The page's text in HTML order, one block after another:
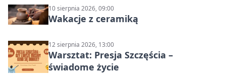
10 sierpnia 2026, 09:00
Wakacje z ceramiką
12 sierpnia 2026, 13:00
Warsztat: Presja Szczęścia –
świadome życie